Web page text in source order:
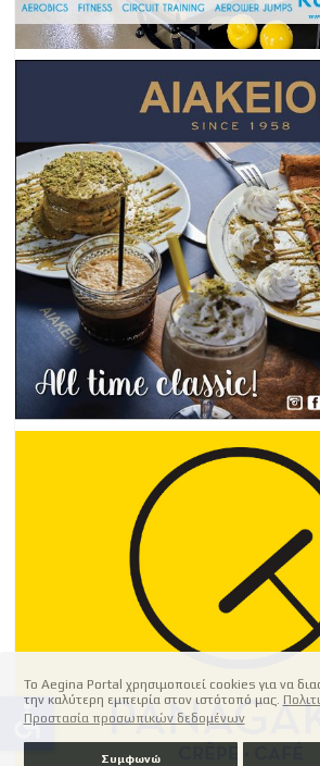
Το Aegina Portal χρησιμοποιεί cookies για να
την καλύτερη εμπειρία στον ιστότοπό μας.
Προστασία προσωπικών δεδομένων
Συμφωνώ
accessible